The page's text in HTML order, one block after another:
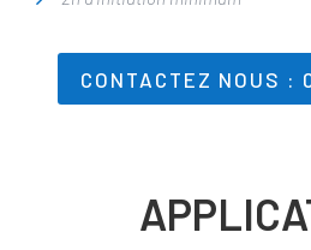
CONTACTEZ NOUS :